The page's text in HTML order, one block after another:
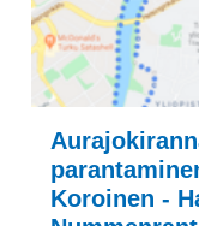
Koroinen -